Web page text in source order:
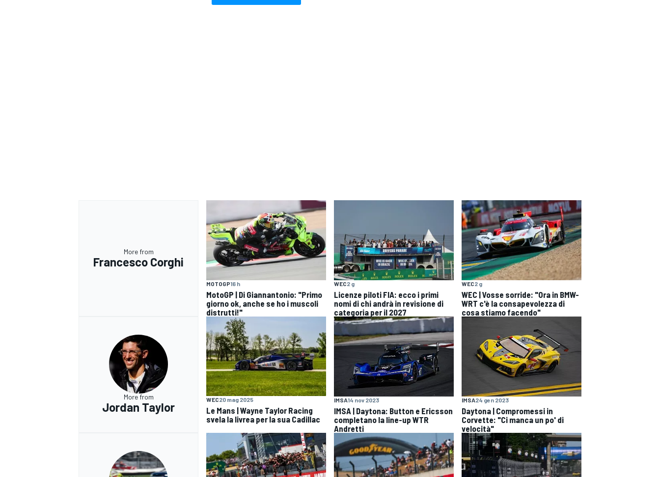
More from
Francesco Corghi
MOTOGP16 h
MotoGP | Di Giannantonio: "Primo
giorno ok, anche se ho i muscoli
distrutti!"
WEC2 g
Licenze piloti FIA: ecco i primi
nomi di chi andrà in revisione di
categoria per il 2027
WEC2 g
WEC | Vosse sorride: "Ora in BMW-
WRT c'è la consapevolezza di
cosa stiamo facendo"
More from
Jordan Taylor
WEC20 mag 2025
Le Mans | Wayne Taylor Racing
svela la livrea per la sua Cadillac
IMSA14 nov 2023
IMSA | Daytona: Button e Ericsson
completano la line-up WTR
Andretti
IMSA24 gen 2023
Daytona | Compromessi in
Corvette: "Ci manca un po' di
velocità"